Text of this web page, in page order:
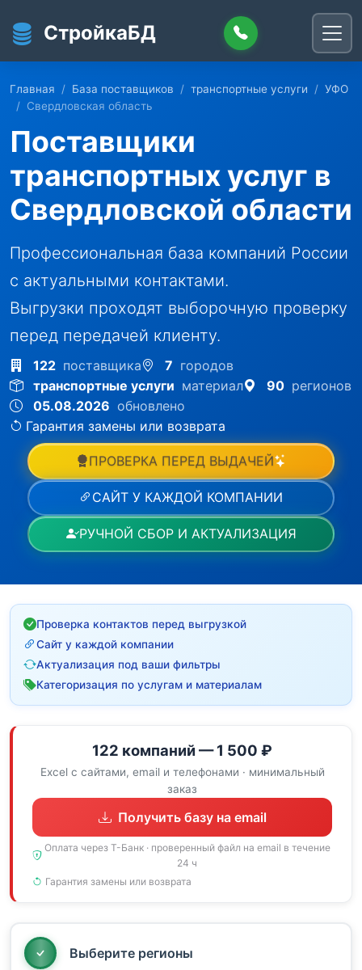
СтройкаБД
Главная База поставщиков транспортные услуги
УФО
Свердловская область
Поставщики
транспортных услуг в
Свердловской области
Профессиональная база компаний России
с актуальными контактами.
Выгрузки проходят выборочную проверку
перед передачей клиенту.
122 поставщика 7 городов
транспортные услуги материал 90 регионов
05.08.2026 обновлено
Гарантия замены или возврата
ПРОВЕРКА ПЕРЕД ВЫДАЧЕЙ
САЙТ У КАЖДОЙ КОМПАНИИ
РУЧНОЙ СБОР И АКТУАЛИЗАЦИЯ
Проверка контактов перед выгрузкой
Сайт у каждой компании
Актуализация под ваши фильтры
Категоризация по услугам и материалам
122 компаний — 1 500 ₽
Excel с сайтами, email и телефонами · минимальный
заказ
Получить базу на email
Оплата через Т-Банк · проверенный файл на email в течение
24 ч
Гарантия замены или возврата
Выберите регионы